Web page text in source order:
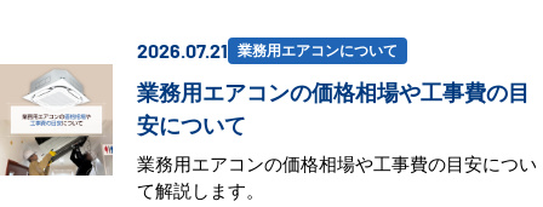
2026.07.21 業務用エアコンについて
業務用エアコンの価格相場や工事費の目
安について
業務用エアコンの価格相場や工事費の目安につい
て解説します。